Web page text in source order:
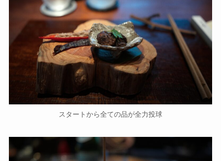
スタートから全ての品が全力投球